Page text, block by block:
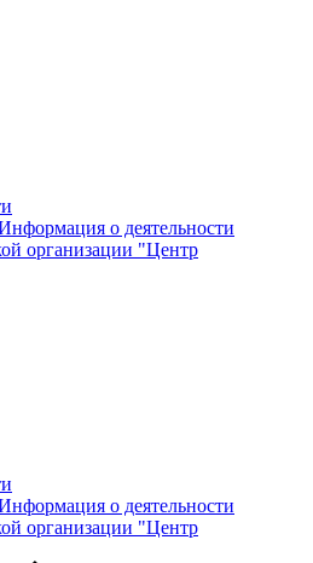
о деятельности
организации "Центр
о деятельности
организации "Центр